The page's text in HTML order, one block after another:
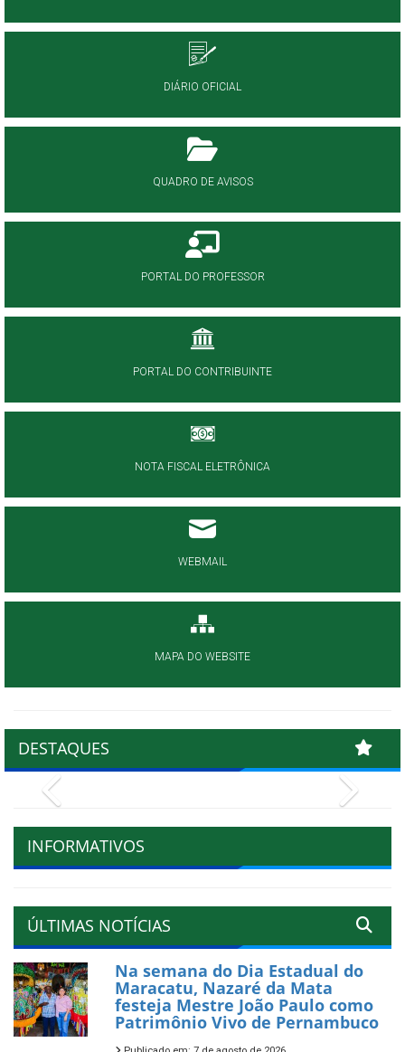
DIÁRIO OFICIAL
QUADRO DE AVISOS
PORTAL DO PROFESSOR
PORTAL DO CONTRIBUINTE
NOTA FISCAL ELETRÔNICA
WEBMAIL
MAPA DO WEBSITE
DESTAQUES
INFORMATIVOS
ÚLTIMAS NOTÍCIAS
Na semana do Dia Estadual do
Maracatu, Nazaré da Mata
festeja Mestre João Paulo como
Patrimônio Vivo de Pernambuco